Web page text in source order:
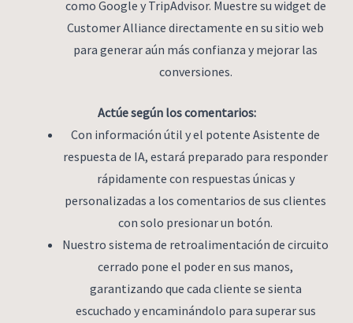
como Google y TripAdvisor. Muestre su widget de
Customer Alliance directamente en su sitio web
para generar aún más confianza y mejorar las
conversiones.
Actúe según los comentarios:
Con información útil y el potente Asistente de
respuesta de IA, estará preparado para responder
rápidamente con respuestas únicas y
personalizadas a los comentarios de sus clientes
con solo presionar un botón.
Nuestro sistema de retroalimentación de circuito
cerrado pone el poder en sus manos,
garantizando que cada cliente se sienta
escuchado y encaminándolo para superar sus